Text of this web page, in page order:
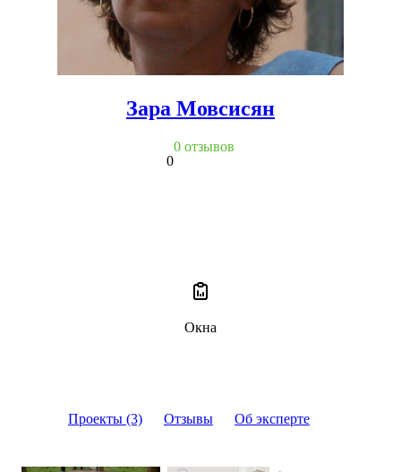
Проекты (3) Отзывы Об эксперте
Зара Мовсисян
0
0 отзывов
Окна